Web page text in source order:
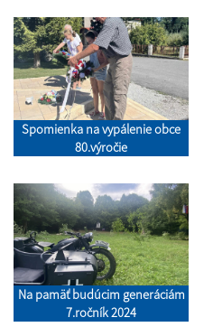
Spomienka na vypálenie obce
80.výročie
Na pamäť budúcim generáciám
7.ročník 2024